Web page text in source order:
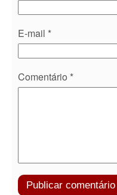
E-mail *
Comentário *